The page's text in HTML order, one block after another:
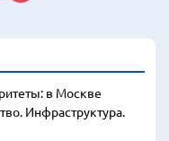
в Москве
Инфраструктура.